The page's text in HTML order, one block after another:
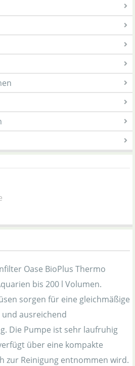
Oase BioPlus Thermo
bis 200 l Volumen.
sorgen für eine gleichmäßige
ausreichend
Die Pumpe ist sehr laufruhig
über eine kompakte
zur Reinigung entnommen wird.